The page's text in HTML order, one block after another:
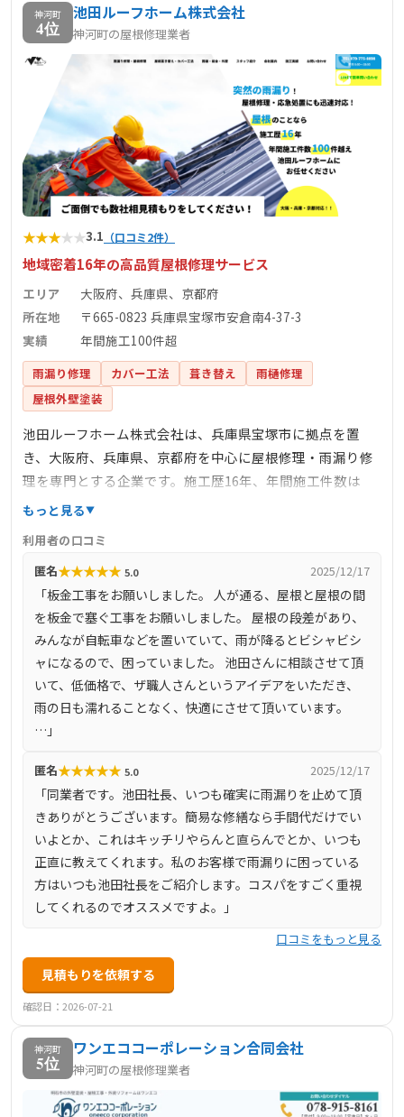
神河町
4位
池田ルーフホーム株式会社
神河町の屋根修理業者
★★★★★3.1 （口コミ2件）
地域密着16年の高品質屋根修理サービス
エリア
大阪府、兵庫県、京都府
所在地
〒665-0823 兵庫県宝塚市安倉南4-37-3
実績
年間施工100件超
雨漏り修理 カバー工法 葺き替え
雨樋修理
屋根外壁塗装
池田ルーフホーム株式会社は、兵庫県宝塚市に拠点を置
き、大阪府、兵庫県、京都府を中心に屋根修理・雨漏り修
理を専門とする企業です。施工歴16年、年間施工件数は
100件を超え、地域に密着したサービスを提供しています。
ける体制を整えています。火災保険の適用診断も行ってお
り、修理や施工だけでなく、お客様の負担軽減にも努めて
います。
もっと見る
利用者の口コミ
匿名★★★★★ 5.0 2025/12/17
「板金工事をお願いしました。 人が通る、屋根と屋根の間
を板金で塞ぐ工事をお願いしました。 屋根の段差があり、
みんなが自転車などを置いていて、雨が降るとビシャビシ
ャになるので、困っていました。 池田さんに相談させて頂
いて、低価格で、ザ職人さんというアイデアをいただき、
雨の日も濡れることなく、快適にさせて頂いています。
…」
匿名★★★★★ 5.0 2025/12/17
「同業者です。池田社長、いつも確実に雨漏りを止めて頂
きありがとうございます。簡易な修繕なら手間代だけでい
いよとか、これはキッチリやらんと直らんでとか、いつも
正直に教えてくれます。私のお客様で雨漏りに困っている
方はいつも池田社長をご紹介します。コスパをすごく重視
してくれるのでオススメですよ。」
口コミをもっと見る
見積もりを依頼する
確認日：2026-07-21
神河町
5位
ワンエココーポレーション合同会社
神河町の屋根修理業者